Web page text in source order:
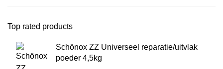
Top rated products
Schönox ZZ Universeel reparatie/uitvlak
poeder 4,5kg